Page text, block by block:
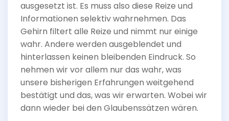
ausgesetzt ist. Es muss also diese Reize und
Informationen selektiv wahrnehmen. Das
Gehirn filtert alle Reize und nimmt nur einige
wahr. Andere werden ausgeblendet und
hinterlassen keinen bleibenden Eindruck. So
nehmen wir vor allem nur das wahr, was
unsere bisherigen Erfahrungen weitgehend
bestätigt und das, was wir erwarten. Wobei wir
dann wieder bei den Glaubenssätzen wären.